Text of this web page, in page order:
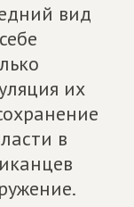
вид
их
в